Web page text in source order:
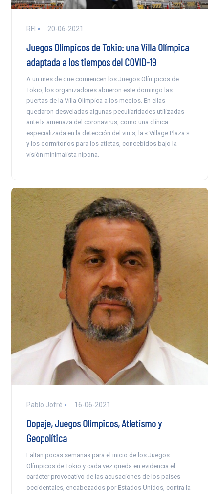
RFI 20-06-2021
Juegos Olímpicos de Tokio: una Villa Olímpica
adaptada a los tiempos del COVID-19
A un mes de que comiencen los Juegos Olímpicos de
Tokio, los organizadores abrieron este domingo las
puertas de la Villa Olímpica a los medios. En ellas
quedaron desveladas algunas peculiaridades utilizadas
ante la amenaza del coronavirus, como una clínica
especializada en la detección del virus, la « Village Plaza »
y los dormitorios para los atletas, concebidos bajo la
visión minimalista nipona.
Pablo Jofré 16-06-2021
Dopaje, Juegos Olímpicos, Atletismo y
Geopolítica
Faltan pocas semanas para el inicio de los Juegos
Olímpicos de Tokio y cada vez queda en evidencia el
carácter provocativo de las acusaciones de los países
occidentales, encabezados por Estados Unidos, contra la